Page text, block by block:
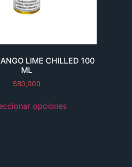
LIME CHILLED 100
ML
$80,000
opciones